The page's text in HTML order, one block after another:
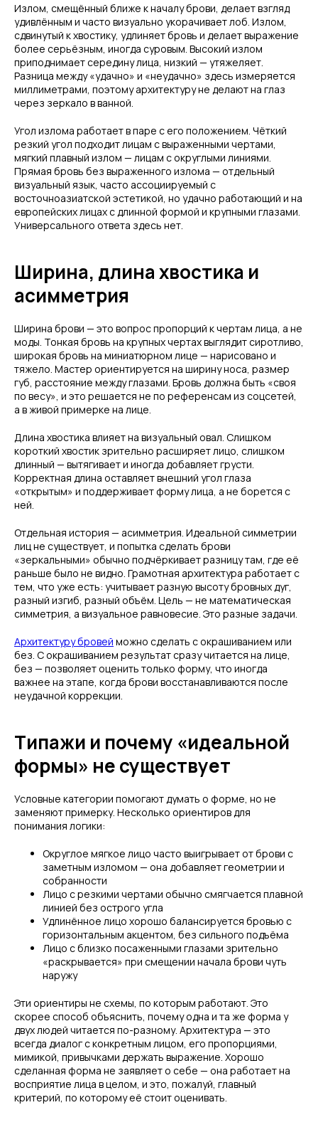
Излом, смещённый ближе к началу брови, делает взгляд
удивлённым и часто визуально укорачивает лоб. Излом,
сдвинутый к хвостику, удлиняет бровь и делает выражение
более серьёзным, иногда суровым. Высокий излом
приподнимает середину лица, низкий — утяжеляет.
Разница между «удачно» и «неудачно» здесь измеряется
миллиметрами, поэтому архитектуру не делают на глаз
через зеркало в ванной.
Угол излома работает в паре с его положением. Чёткий
резкий угол подходит лицам с выраженными чертами,
мягкий плавный излом — лицам с округлыми линиями.
Прямая бровь без выраженного излома — отдельный
визуальный язык, часто ассоциируемый с
восточноазиатской эстетикой, но удачно работающий и на
европейских лицах с длинной формой и крупными глазами.
Универсального ответа здесь нет.
Ширина, длина хвостика и
асимметрия
Ширина брови — это вопрос пропорций к чертам лица, а не
моды. Тонкая бровь на крупных чертах выглядит сиротливо,
широкая бровь на миниатюрном лице — нарисовано и
тяжело. Мастер ориентируется на ширину носа, размер
губ, расстояние между глазами. Бровь должна быть «своя
по весу», и это решается не по референсам из соцсетей,
а в живой примерке на лице.
Длина хвостика влияет на визуальный овал. Слишком
короткий хвостик зрительно расширяет лицо, слишком
длинный — вытягивает и иногда добавляет грусти.
Корректная длина оставляет внешний угол глаза
«открытым» и поддерживает форму лица, а не борется с
ней.
Отдельная история — асимметрия. Идеальной симметрии
лиц не существует, и попытка сделать брови
«зеркальными» обычно подчёркивает разницу там, где её
раньше было не видно. Грамотная архитектура работает с
тем, что уже есть: учитывает разную высоту бровных дуг,
разный изгиб, разный объём. Цель — не математическая
симметрия, а визуальное равновесие. Это разные задачи.
Архитектуру бровей можно сделать с окрашиванием или
без. С окрашиванием результат сразу читается на лице,
без — позволяет оценить только форму, что иногда
важнее на этапе, когда брови восстанавливаются после
неудачной коррекции.
Типажи и почему «идеальной
формы» не существует
Условные категории помогают думать о форме, но не
заменяют примерку. Несколько ориентиров для
понимания логики:
Округлое мягкое лицо часто выигрывает от брови с
заметным изломом — она добавляет геометрии и
собранности
Лицо с резкими чертами обычно смягчается плавной
линией без острого угла
Удлинённое лицо хорошо балансируется бровью с
горизонтальным акцентом, без сильного подъёма
Лицо с близко посаженными глазами зрительно
«раскрывается» при смещении начала брови чуть
наружу
Эти ориентиры не схемы, по которым работают. Это
скорее способ объяснить, почему одна и та же форма у
двух людей читается по-разному. Архитектура — это
всегда диалог с конкретным лицом, его пропорциями,
мимикой, привычками держать выражение. Хорошо
сделанная форма не заявляет о себе — она работает на
восприятие лица в целом, и это, пожалуй, главный
критерий, по которому её стоит оценивать.